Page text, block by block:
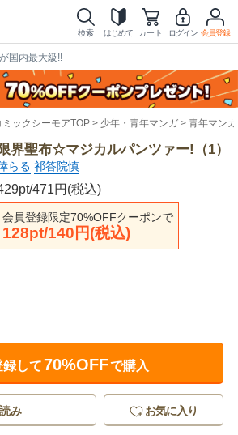
検索 はじめて カート ログイン 会員登録
国内最大級!!
ックシーモアTOP 少年・青年マンガ 青年マンガ
限界聖布☆マジカルパンツァー!（1）
らる 祁答院慎
471円(税込)
会員登録限定70%OFFクーポンで
128pt/140円(税込)
して70%OFFで購入
み お気に入り